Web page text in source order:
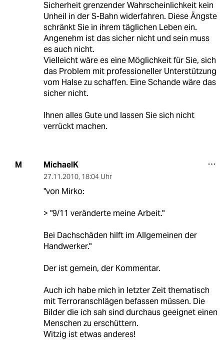
Sicherheit grenzender Wahrscheinlichkeit kein
Unheil in der S-Bahn widerfahren. Diese Ängste
schränkt Sie in ihrem täglichen Leben ein.
Angenehm ist das sicher nicht und sein muss
es auch nicht.
Vielleicht wäre es eine Möglichkeit für Sie, sich
das Problem mit professioneller Unterstützung
vom Halse zu schaffen. Eine Schande wäre das
sicher nicht.
Ihnen alles Gute und lassen Sie sich nicht
verrückt machen.
M MichaelK
27.11.2010, 18:04 Uhr
"von Mirko:
> "9/11 veränderte meine Arbeit."
Bei Dachschäden hilft im Allgemeinen der
Handwerker."
Der ist gemein, der Kommentar.
Auch ich habe mich in letzter Zeit thematisch
mit Terroranschlägen befassen müssen. Die
Bilder die ich sah sind durchaus geeignet einen
Menschen zu erschüttern.
Witzig ist etwas anderes!